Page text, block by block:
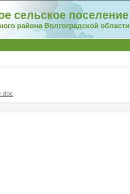
сельское поселение
района Волгоградской области